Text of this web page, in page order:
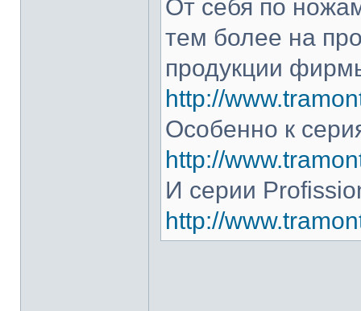
От себя по
тем более на
продукции
http://
Особенно к
http://
И серии
http://